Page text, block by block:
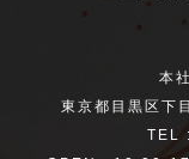
本
東京都目黒区下
TEL